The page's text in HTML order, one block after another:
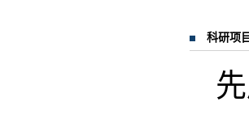
科研项目